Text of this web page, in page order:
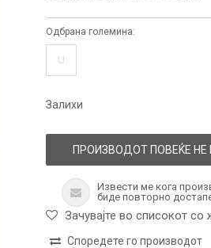
Одбрана големина:
U
Залихи
ПРОИЗВОДОТ ПОВЕЌЕ НЕ
Извести ме кога
биде повторно
Зачувајте во списокот со
Споредете го производот